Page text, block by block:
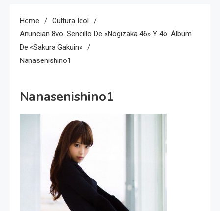
Home
Cultura Idol
Anuncian 8vo. Sencillo De «Nogizaka 46» Y 4o. Álbum
De «Sakura Gakuin»
Nanasenishino1
Nanasenishino1